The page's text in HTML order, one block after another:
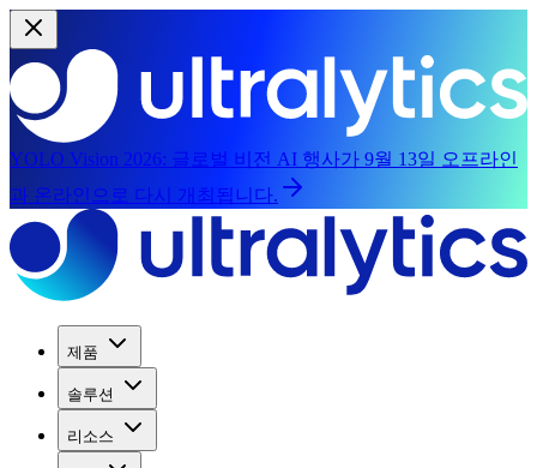
YOLO Vision 2026: 글로벌 비전 AI 행사가 9월 13일 오프라인
과 온라인으로 다시 개최됩니다.
제품
솔루션
리소스